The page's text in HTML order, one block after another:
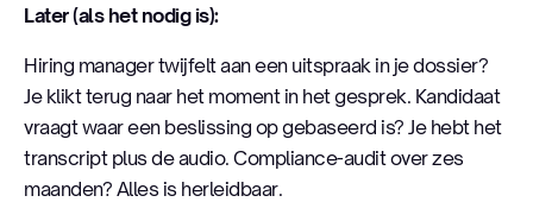
Later (als het nodig is):
Hiring manager twijfelt aan een uitspraak in je dossier?
Je klikt terug naar het moment in het gesprek. Kandidaat
vraagt waar een beslissing op gebaseerd is? Je hebt het
transcript plus de audio. Compliance-audit over zes
maanden? Alles is herleidbaar.